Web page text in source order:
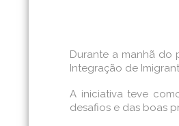
Durante a manhã do
Integração de
A iniciativa teve
desafios e das boas